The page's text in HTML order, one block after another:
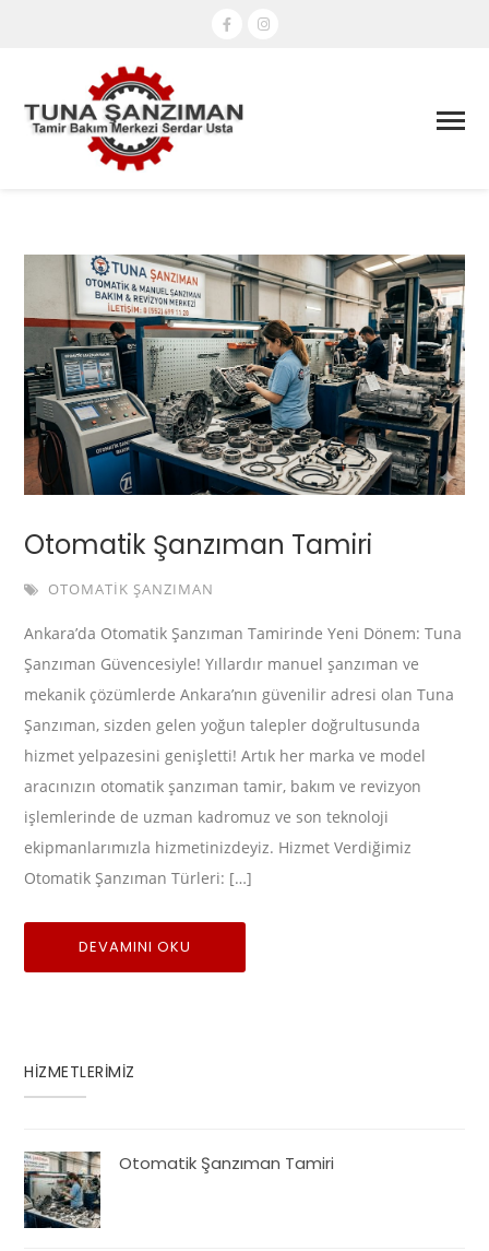
Otomatik Şanzıman Tamiri
OTOMATIK ŞANZIMAN
Ankara’da Otomatik Şanzıman Tamirinde Yeni Dönem: Tuna
Şanzıman Güvencesiyle! Yıllardır manuel şanzıman ve
mekanik çözümlerde Ankara’nın güvenilir adresi olan Tuna
Şanzıman, sizden gelen yoğun talepler doğrultusunda
hizmet yelpazesini genişletti! Artık her marka ve model
aracınızın otomatik şanzıman tamir, bakım ve revizyon
işlemlerinde de uzman kadromuz ve son teknoloji
ekipmanlarımızla hizmetinizdeyiz. Hizmet Verdiğimiz
Otomatik Şanzıman Türleri: […]
DEVAMINI OKU
HİZMETLERİMİZ
Otomatik Şanzıman Tamiri